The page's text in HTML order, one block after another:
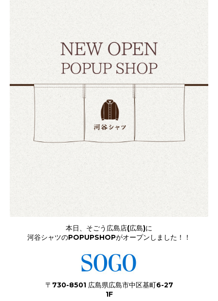
本日、そごう広島店(広島)に
河谷シャツのPOPUPSHOPがオープンしました！！
〒730-8501 広島県広島市中区基町6-27
1F